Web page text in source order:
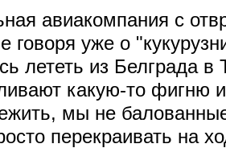
авиакомпания с
говоря уже о
лететь из Белграда в
какую-то фигню
мы не
перекраивать на